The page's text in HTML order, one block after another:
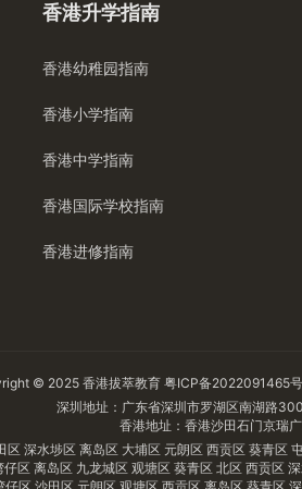
香港升学指南
香港幼稚园指南
香港小学指南
香港中学指南
香港国际学校指南
香港进修指南
© 2025 香港拔萃教育 粤ICP备2022091465
深圳地址：广东省深圳市罗湖区南湖路
香港地址：香港沙田石门京瑞
区 深水埗区 离岛区 大埔区 元朗区 西贡区 葵青区
仔区 离岛区 九龙城区 观塘区 葵青区 北区 西贡区